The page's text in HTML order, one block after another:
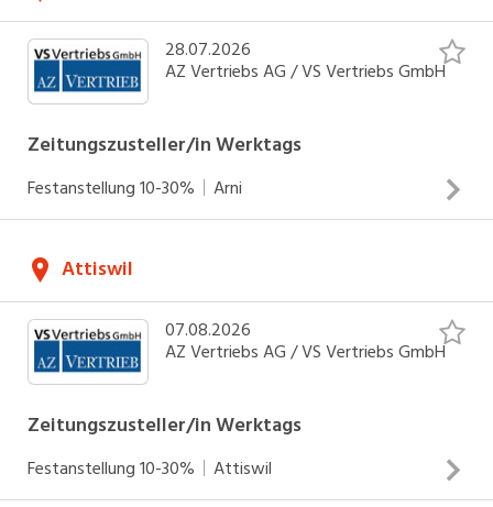
28.07.2026
AZ Vertriebs AG / VS Vertriebs GmbH
Zeitungszusteller/in Werktags
Festanstellung10-30% Arni
stellst Zeitungen und Zeitschriften zu. Deine Route ist
jeweils von Montag bis Samstag von 5.00 – 6.30 Uhr oder
sonntags von 5.00 - 7.30 Uhr. Als Frühzusteller:in bist du
unabhängig und dein eigener Chef/in. Mit deiner
unsere Kund:innen glücklich
Attiswil
07.08.2026
AZ Vertriebs AG / VS Vertriebs GmbH
Zeitungszusteller/in Werktags
Festanstellung10-30% Attiswil